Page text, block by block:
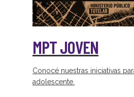
MPT JOVEN
Conocé nuestras iniciativas
adolescente.